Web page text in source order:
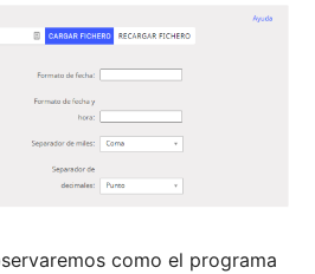
como el programa